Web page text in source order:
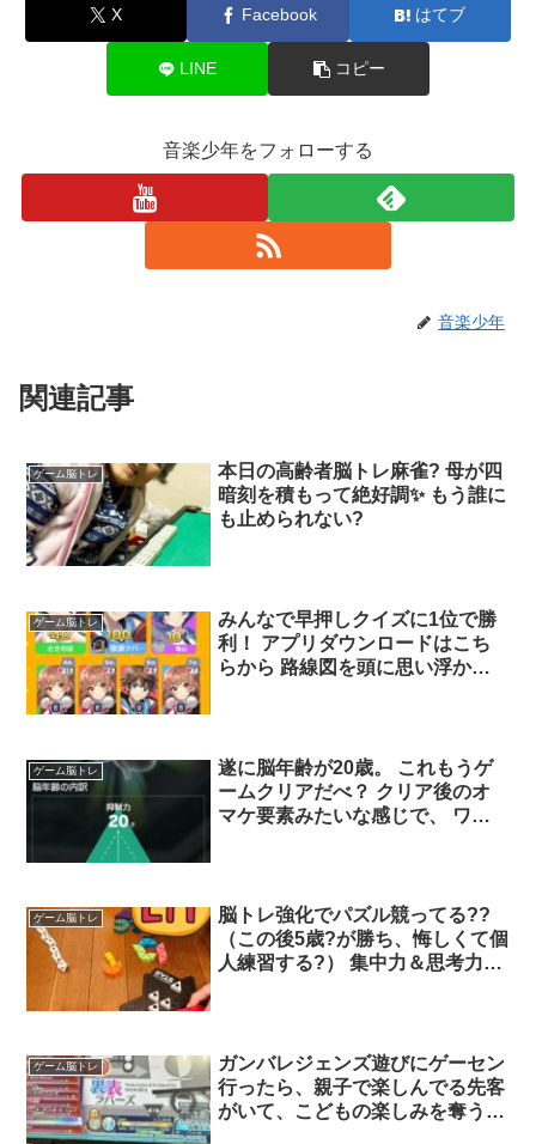
X Facebook はてブ
LINE コピー
音楽少年をフォローする
音楽少年
関連記事
ゲーム脳トレ
本日の高齢者脳トレ麻雀?️ 母が四
暗刻を積もって絶好調✨ もう誰に
も止められない?
ゲーム脳トレ
みんなで早押しクイズに1位で勝
利！ アプリダウンロードはこち
らから 路線図を頭に思い浮かべ
ゲーム脳トレ
遂に脳年齢が20歳。 これもうゲ
ームクリアだべ？ クリア後のオ
マケ要素みたいな感じで、 ワー
の中に人が出入りする人数を数え
る。
ゲーム脳トレ
脳トレ強化でパズル競ってる??
（この後5歳?が勝ち、悔しくて個
人練習する?） 集中力＆思考力育
ゲーム脳トレ
ガンバレジェンズ遊びにゲーセン
行ったら、親子で楽しんでる先客
がいて、こどもの楽しみを奪うわ